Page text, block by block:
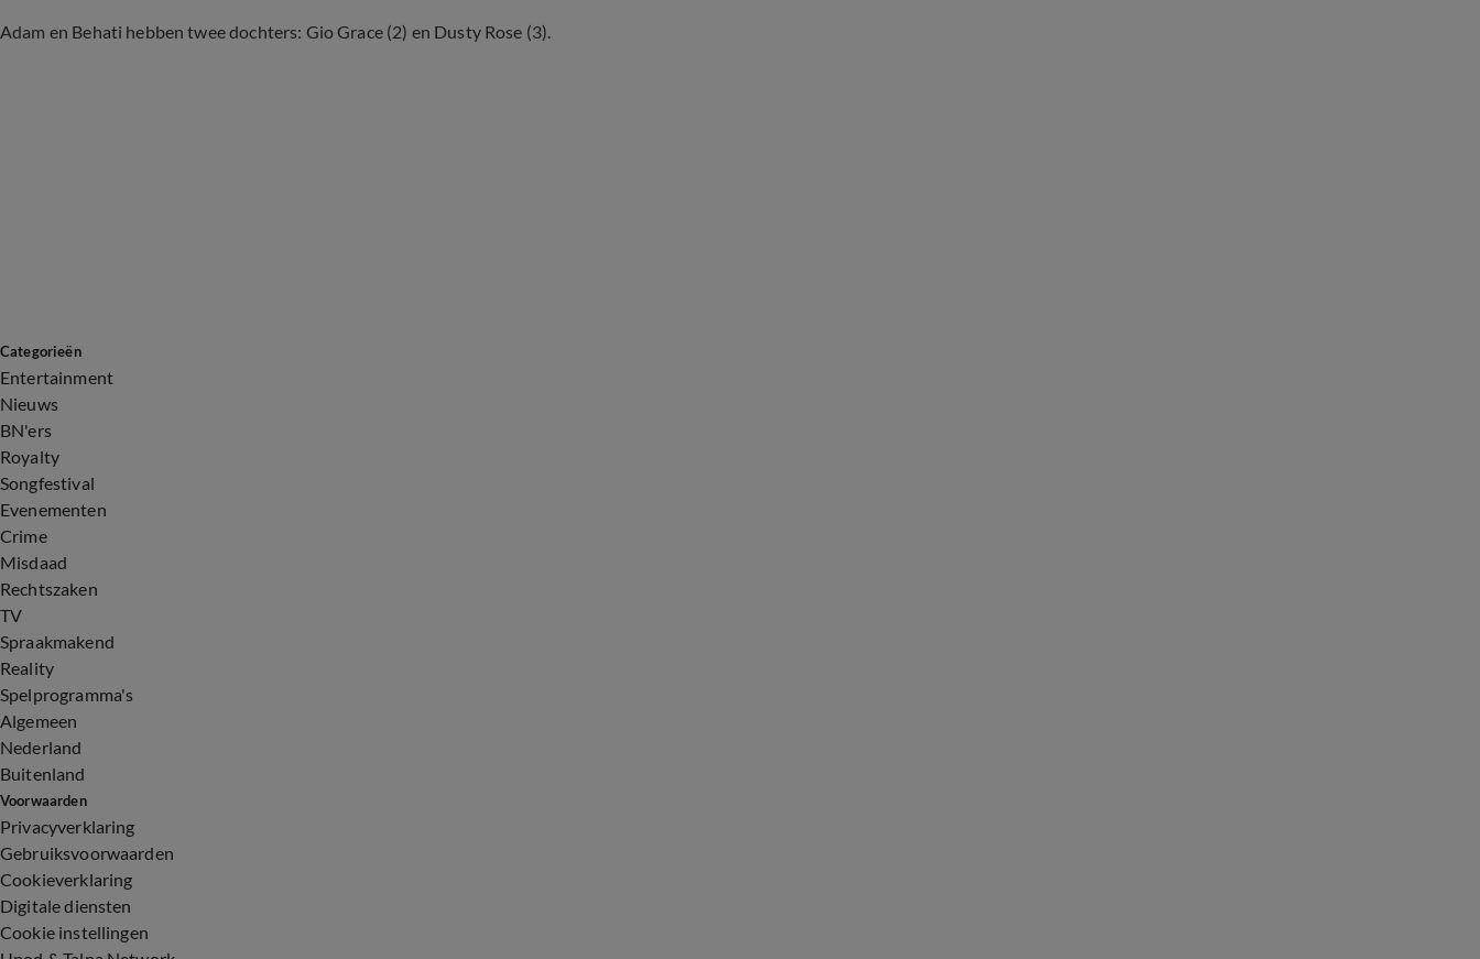
Adam en Behati hebben twee dochters: Gio Grace (2) en Dusty Rose (3).
Categorieën
Entertainment
Nieuws
BN'ers
Royalty
Songfestival
Evenementen
Crime
Misdaad
Rechtszaken
TV
Spraakmakend
Reality
Spelprogramma's
Algemeen
Nederland
Buitenland
Voorwaarden
Privacyverklaring
Gebruiksvoorwaarden
Cookieverklaring
Digitale diensten
Cookie instellingen